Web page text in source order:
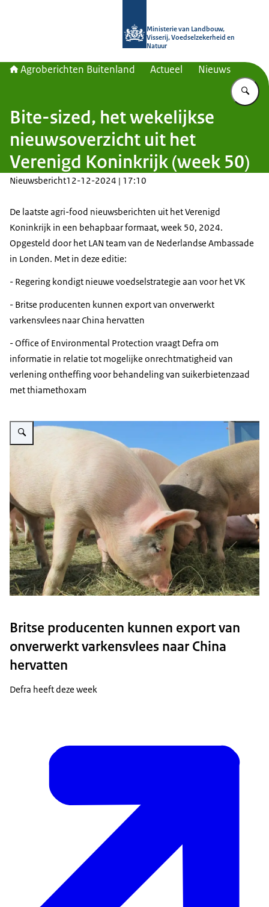
Ministerie van Landbouw,
Visserij, Voedselzekerheid en
Natuur
Agroberichten Buitenland Actueel Nieuws
Bite-sized, het wekelijkse
nieuwsoverzicht uit het
Verenigd Koninkrijk (week 50)
Nieuwsbericht12-12-2024 | 17:10
De laatste agri-food nieuwsberichten uit het Verenigd
Koninkrijk in een behapbaar formaat, week 50, 2024.
Opgesteld door het LAN team van de Nederlandse Ambassade
in Londen. Met in deze editie:
- Regering kondigt nieuwe voedselstrategie aan voor het VK
- Britse producenten kunnen export van onverwerkt
varkensvlees naar China hervatten
- Office of Environmental Protection vraagt Defra om
informatie in relatie tot mogelijke onrechtmatigheid van
verlening ontheffing voor behandeling van suikerbietenzaad
met thiamethoxam
Vergroot afbeelding Pig industry Myanmar
Britse producenten kunnen export van
onverwerkt varkensvlees naar China
hervatten
Defra heeft deze week